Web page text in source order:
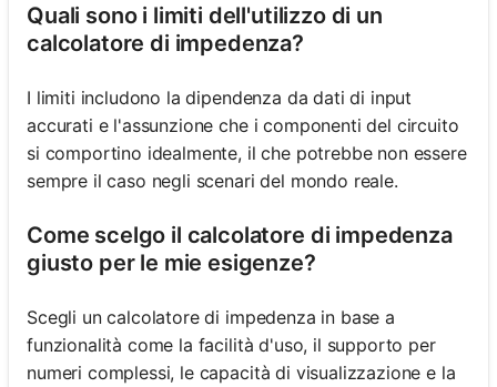
Quali sono i limiti dell'utilizzo di un
calcolatore di impedenza?
I limiti includono la dipendenza da dati di input
accurati e l'assunzione che i componenti del circuito
si comportino idealmente, il che potrebbe non essere
sempre il caso negli scenari del mondo reale.
Come scelgo il calcolatore di impedenza
giusto per le mie esigenze?
Scegli un calcolatore di impedenza in base a
funzionalità come la facilità d'uso, il supporto per
numeri complessi, le capacità di visualizzazione e la